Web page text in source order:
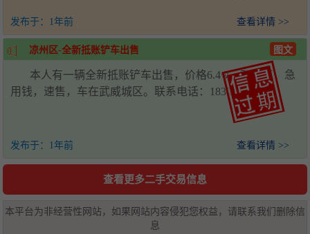
发布于： 1年前 查看详情 >>
凉州区-全新抵账铲车出售 图文
本人有一辆全新抵账铲车出售，价格6.4w，可商议，急
用钱，速售，车在武威城区。联系电话：18309350133
发布于： 1年前 查看详情 >>
查看更多二手交易信息
本平台为非经营性网站，如果网站内容侵犯您权益，请联系我们删除信
息